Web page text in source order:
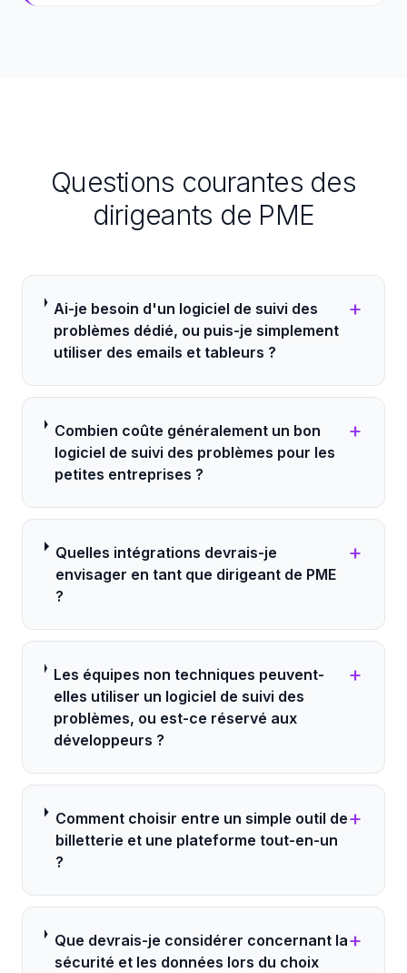
Questions courantes des
dirigeants de PME
Ai-je besoin d'un logiciel de suivi des
problèmes dédié, ou puis-je simplement
utiliser des emails et tableurs ?
+
Combien coûte généralement un bon
logiciel de suivi des problèmes pour les
petites entreprises ?
+
Quelles intégrations devrais-je
envisager en tant que dirigeant de PME
?
+
Les équipes non techniques peuvent-
elles utiliser un logiciel de suivi des
problèmes, ou est-ce réservé aux
développeurs ?
+
Comment choisir entre un simple outil de
billetterie et une plateforme tout-en-un
?
+
Que devrais-je considérer concernant la
sécurité et les données lors du choix
+